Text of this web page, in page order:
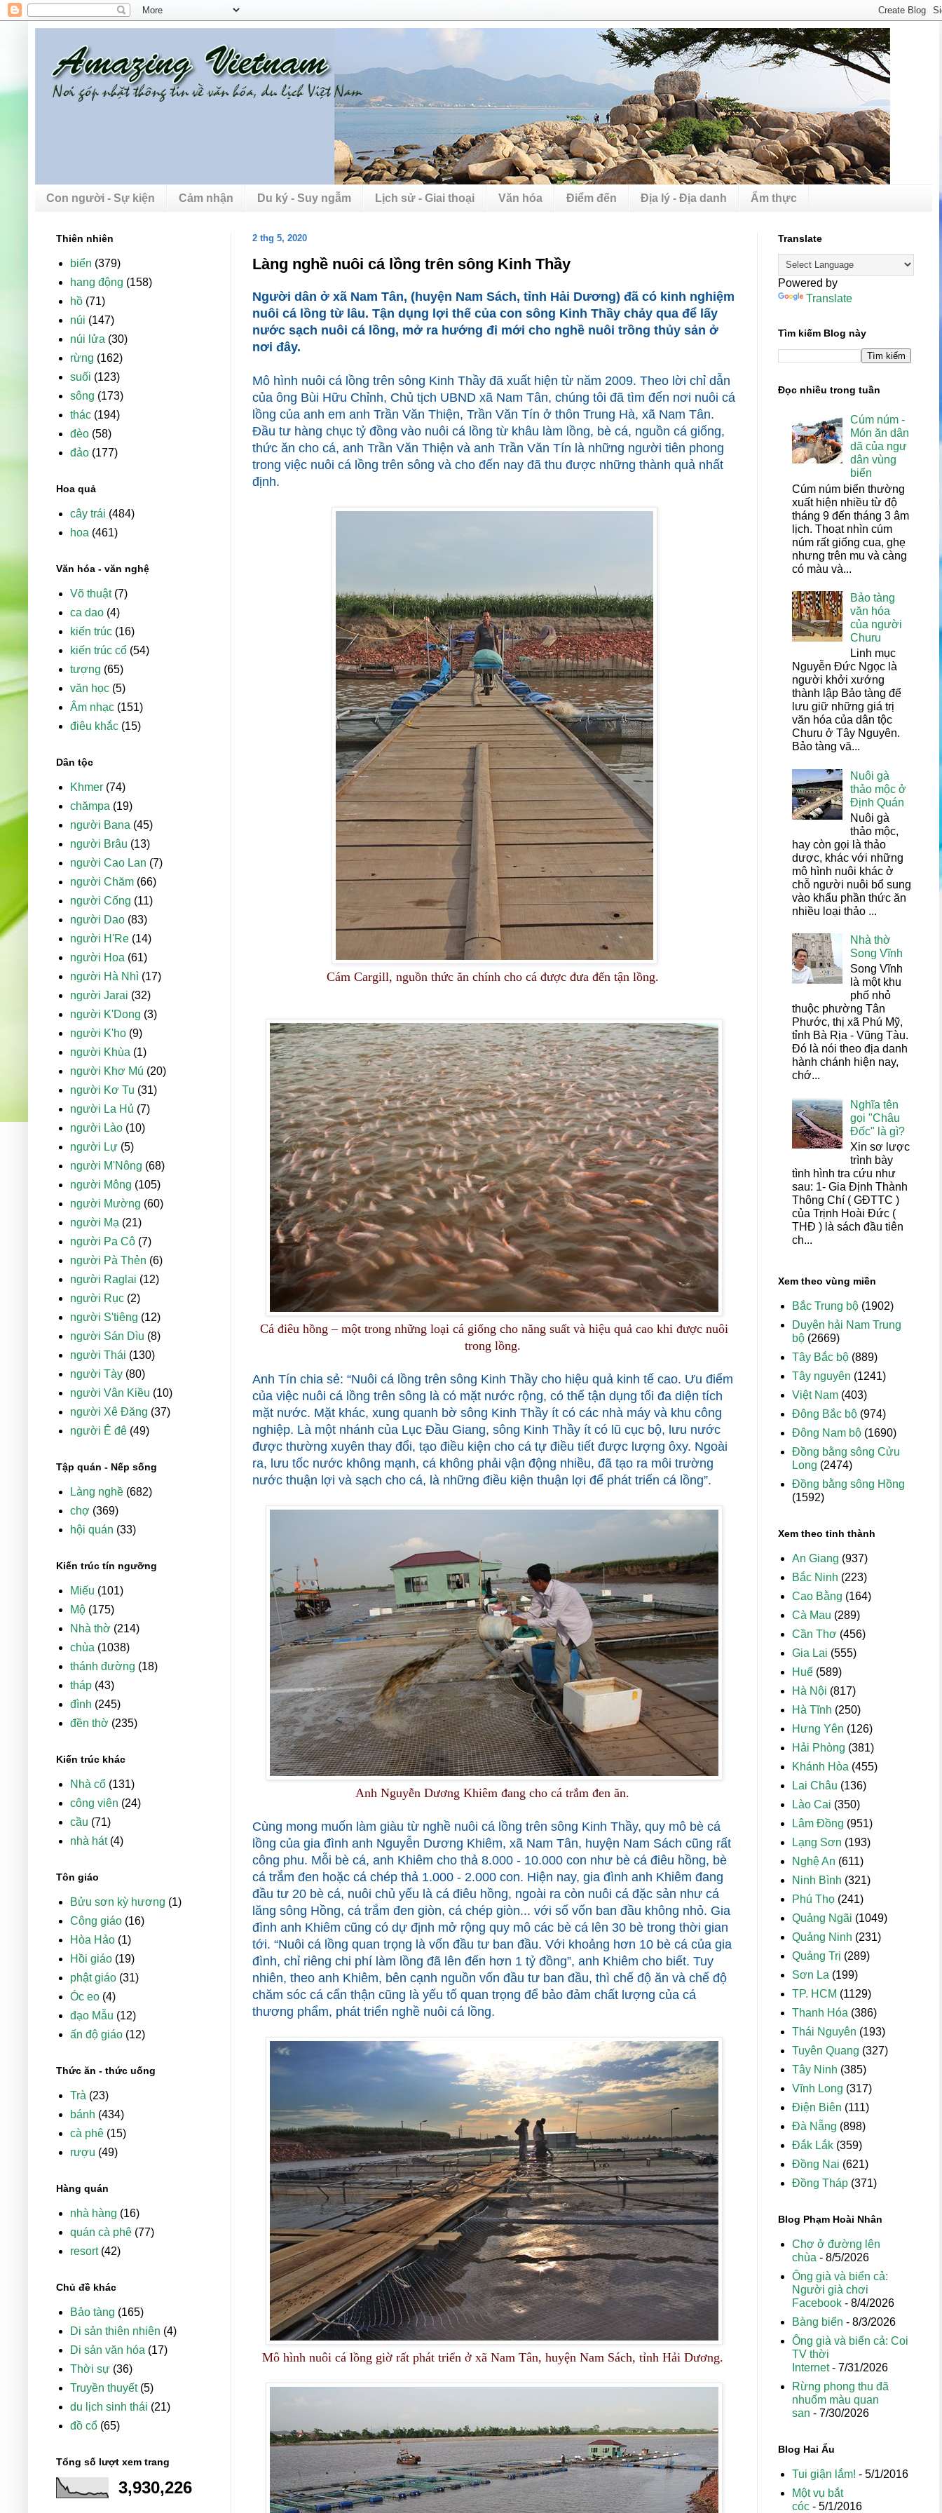
Con người - Sự kiện Cảm nhận Du ký - Suy ngẫm Lịch sử - Giai thoại Văn hóa Điểm đến Địa lý - Địa danh Ẩm thực
2 thg 5, 2020
Làng nghề nuôi cá lồng trên sông Kinh Thầy
Người dân ở xã Nam Tân, (huyện Nam Sách, tỉnh Hải Dương) đã có kinh nghiệm
nuôi cá lồng từ lâu. Tận dụng lợi thế của con sông Kinh Thầy chảy qua để lấy
nước sạch nuôi cá lồng, mở ra hướng đi mới cho nghề nuôi trồng thủy sản ở
nơi đây.
Mô hình nuôi cá lồng trên sông Kinh Thầy đã xuất hiện từ năm 2009. Theo lời chỉ dẫn
của ông Bùi Hữu Chỉnh, Chủ tịch UBND xã Nam Tân, chúng tôi đã tìm đến nơi nuôi cá
lồng của anh em anh Trần Văn Thiện, Trần Văn Tín ở thôn Trung Hà, xã Nam Tân.
Đầu tư hàng chục tỷ đồng vào nuôi cá lồng từ khâu làm lồng, bè cá, nguồn cá giống,
thức ăn cho cá, anh Trần Văn Thiện và anh Trần Văn Tín là những người tiên phong
trong việc nuôi cá lồng trên sông và cho đến nay đã thu được những thành quả nhất
định.
Cám Cargill, nguồn thức ăn chính cho cá được đưa đến tận lồng.
Cá điêu hồng – một trong những loại cá giống cho năng suất và hiệu quả cao khi được nuôi
trong lồng.
Anh Tín chia sẻ: “Nuôi cá lồng trên sông Kinh Thầy cho hiệu quả kinh tế cao. Ưu điểm
của việc nuôi cá lồng trên sông là có mặt nước rộng, có thể tận dụng tối đa diện tích
mặt nước. Mặt khác, xung quanh bờ sông Kinh Thầy ít có các nhà máy và khu công
nghiệp. Là một nhánh của Lục Đầu Giang, sông Kinh Thầy ít có lũ cục bộ, lưu nước
được thường xuyên thay đổi, tạo điều kiện cho cá tự điều tiết được lượng ôxy. Ngoài
ra, lưu tốc nước không mạnh, cá không phải vận động nhiều, đã tạo ra môi trường
nước thuận lợi và sạch cho cá, là những điều kiện thuận lợi để phát triển cá lồng”.
Anh Nguyễn Dương Khiêm đang cho cá trắm đen ăn.
Cùng mong muốn làm giàu từ nghề nuôi cá lồng trên sông Kinh Thầy, quy mô bè cá
lồng của gia đình anh Nguyễn Dương Khiêm, xã Nam Tân, huyện Nam Sách cũng rất
công phu. Mỗi bè cá, anh Khiêm cho thả 8.000 - 10.000 con như bè cá điêu hồng, bè
cá trắm đen hoặc cá chép thả 1.000 - 2.000 con. Hiện nay, gia đình anh Khiêm đang
đầu tư 20 bè cá, nuôi chủ yếu là cá điêu hồng, ngoài ra còn nuôi cá đặc sản như cá
lăng sông Hồng, cá trắm đen giòn, cá chép giòn... với số vốn ban đầu không nhỏ. Gia
đình anh Khiêm cũng có dự định mở rộng quy mô các bè cá lên 30 bè trong thời gian
tới. “Nuôi cá lồng quan trọng là vốn đầu tư ban đầu. Với khoảng hơn 10 bè cá của gia
đình, chỉ riêng chi phí làm lồng đã lên đến hơn 1 tỷ đồng”, anh Khiêm cho biết. Tuy
nhiên, theo anh Khiêm, bên cạnh nguồn vốn đầu tư ban đầu, thì chế độ ăn và chế độ
chăm sóc cá cẩn thận cũng là yếu tố quan trọng để bảo đảm chất lượng của cá
thương phẩm, phát triển nghề nuôi cá lồng.
Mô hình nuôi cá lồng giờ rất phát triển ở xã Nam Tân, huyện Nam Sách, tỉnh Hải Dương.
Thiên nhiên
biển (379)
hang động (158)
hồ (71)
núi (147)
núi lửa (30)
rừng (162)
suối (123)
sông (173)
thác (194)
đèo (58)
đảo (177)
Hoa quả
cây trái (484)
hoa (461)
Văn hóa - văn nghệ
Võ thuật (7)
ca dao (4)
kiến trúc (16)
kiến trúc cổ (54)
tượng (65)
văn học (5)
Âm nhạc (151)
điêu khắc (15)
Dân tộc
Khmer (74)
chămpa (19)
người Bana (45)
người Brâu (13)
người Cao Lan (7)
người Chăm (66)
người Cống (11)
người Dao (83)
người H'Re (14)
người Hoa (61)
người Hà Nhì (17)
người Jarai (32)
người K'Dong (3)
người K'ho (9)
người Khùa (1)
người Khơ Mú (20)
người Kơ Tu (31)
người La Hủ (7)
người Lào (10)
người Lự (5)
người M'Nông (68)
người Mông (105)
người Mường (60)
người Mạ (21)
người Pa Cô (7)
người Pà Thẻn (6)
người Raglai (12)
người Rục (2)
người S'tiêng (12)
người Sán Dìu (8)
người Thái (130)
người Tày (80)
người Vân Kiều (10)
người Xê Đăng (37)
người Ê đê (49)
Tập quán - Nếp sống
Làng nghề (682)
chợ (369)
hội quán (33)
Kiến trúc tín ngưỡng
Miếu (101)
Mộ (175)
Nhà thờ (214)
chùa (1038)
thánh đường (18)
tháp (43)
đình (245)
đền thờ (235)
Kiến trúc khác
Nhà cổ (131)
công viên (24)
cầu (71)
nhà hát (4)
Tôn giáo
Bửu sơn kỳ hương (1)
Công giáo (16)
Hòa Hảo (1)
Hồi giáo (19)
phật giáo (31)
Óc eo (4)
đạo Mẫu (12)
ấn độ giáo (12)
Thức ăn - thức uống
Trà (23)
bánh (434)
cà phê (15)
rượu (49)
Hàng quán
nhà hàng (16)
quán cà phê (77)
resort (42)
Chủ đề khác
Bảo tàng (165)
Di sản thiên nhiên (4)
Di sản văn hóa (17)
Thời sự (36)
Truyền thuyết (5)
du lịch sinh thái (21)
đồ cổ (65)
Tổng số lượt xem trang
3,930,226
Translate
Powered by
Translate
Tìm kiếm Blog này
Đọc nhiều trong tuần
Cúm núm -
Món ăn dân
dã của ngư
dân vùng
biển
Cúm núm biển thường
xuất hiện nhiều từ độ
tháng 9 đến tháng 3 âm
lịch. Thoạt nhìn cúm
núm rất giống cua, ghẹ
nhưng trên mu và càng
có màu và...
Bảo tàng
văn hóa
của người
Churu
Linh mục
Nguyễn Đức Ngọc là
người khởi xướng
thành lập Bảo tàng để
lưu giữ những giá trị
văn hóa của dân tộc
Churu ở Tây Nguyên.
Bảo tàng vă...
Nuôi gà
thảo mộc ở
Định Quán
Nuôi gà
thảo mộc,
hay còn gọi là thảo
dược, khác với những
mô hình nuôi khác ở
chỗ người nuôi bổ sung
vào khẩu phần thức ăn
nhiều loại thảo ...
Nhà thờ
Song Vĩnh
Song Vĩnh
là một khu
phố nhỏ
thuộc phường Tân
Phước, thị xã Phú Mỹ,
tỉnh Bà Rịa - Vũng Tàu.
Đó là nói theo địa danh
hành chánh hiện nay,
chớ...
Nghĩa tên
gọi "Châu
Đốc" là gì?
Xin sơ lược
trình bày
tình hình tra cứu như
sau: 1- Gia Định Thành
Thông Chí ( GĐTTC )
của Trịnh Hoài Đức (
THĐ ) là sách đầu tiên
ch...
Xem theo vùng miền
Bắc Trung bộ (1902)
Duyên hải Nam Trung
bộ (2669)
Tây Bắc bộ (889)
Tây nguyên (1241)
Việt Nam (403)
Đông Bắc bộ (974)
Đông Nam bộ (1690)
Đồng bằng sông Cửu
Long (2474)
Đồng bằng sông Hồng
(1592)
Xem theo tỉnh thành
An Giang (937)
Bắc Ninh (223)
Cao Bằng (164)
Cà Mau (289)
Cần Thơ (456)
Gia Lai (555)
Huế (589)
Hà Nội (817)
Hà Tĩnh (250)
Hưng Yên (126)
Hải Phòng (381)
Khánh Hòa (455)
Lai Châu (136)
Lào Cai (350)
Lâm Đồng (951)
Lạng Sơn (193)
Nghệ An (611)
Ninh Bình (321)
Phú Thọ (241)
Quảng Ngãi (1049)
Quảng Ninh (231)
Quảng Trị (289)
Sơn La (199)
TP. HCM (1129)
Thanh Hóa (386)
Thái Nguyên (193)
Tuyên Quang (327)
Tây Ninh (385)
Vĩnh Long (317)
Điện Biên (111)
Đà Nẵng (898)
Đắk Lắk (359)
Đồng Nai (621)
Đồng Tháp (371)
Blog Phạm Hoài Nhân
Chợ ở đường lên
chùa - 8/5/2026
Ông già và biển cả:
Người già chơi
Facebook - 8/4/2026
Bàng biển - 8/3/2026
Ông già và biển cả: Coi
TV thời
Internet- 7/31/2026
Rừng phong thu đã
nhuốm màu quan
san - 7/30/2026
Blog Hai Ẩu
Tui giận lắm! - 5/1/2016
Một vụ bắt
cóc - 5/1/2016